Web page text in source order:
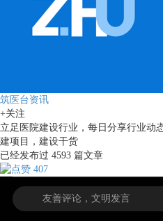
筑医台资讯
+关注
立足医院建设行业，每日分享行业动
建项目，建设干货
已经发布过 4593 篇文章
407